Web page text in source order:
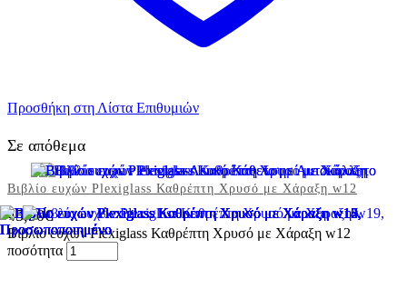
Προσθήκη στη Λίστα Επιθυμιών
Σε απόθεμα
Βιβλίο ευχών Plexiglass Καθρέπτη Χρυσό με Χάραξη w12
45,00€
Βιβλίο ευχών Plexiglass Καθρέπτη Χρυσό με Χάραξη w12
ποσότητα